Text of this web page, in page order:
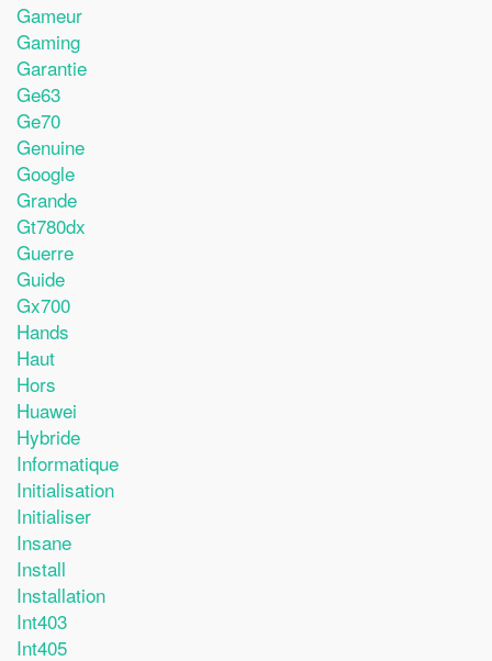
Gameur
Gaming
Garantie
Ge63
Ge70
Genuine
Google
Grande
Gt780dx
Guerre
Guide
Gx700
Hands
Haut
Hors
Huawei
Hybride
Informatique
Initialisation
Initialiser
Insane
Install
Installation
Int403
Int405